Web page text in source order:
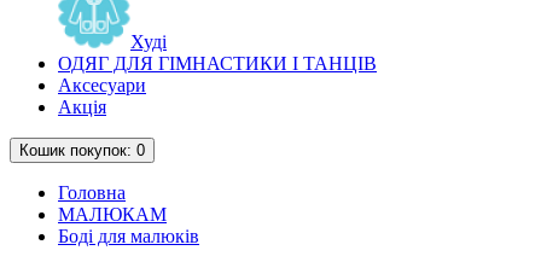
Худі
ОДЯГ ДЛЯ ГІМНАСТИКИ І ТАНЦІВ
Аксесуари
Акція
Кошик покупок: 0
Головна
МАЛЮКАМ
Боді для малюків